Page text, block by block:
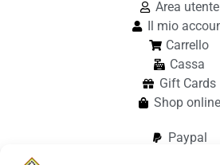
Area utente
Il mio
Carrello
Cassa
Gift Cards
Shop online
Paypal